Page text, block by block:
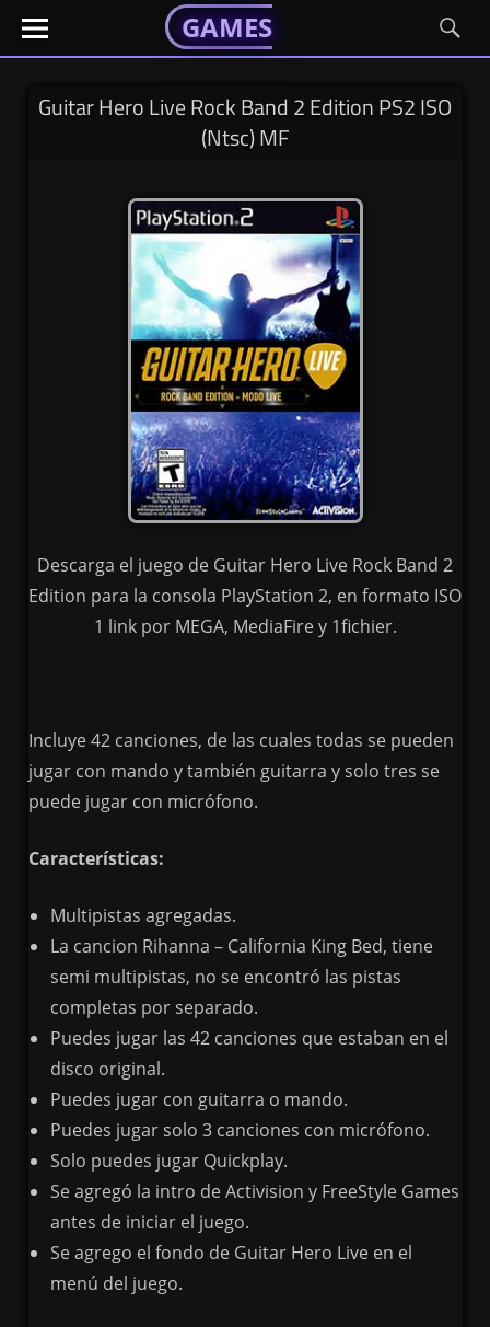
Skip
GAMESGX
El
portal
tus
GAMESGX
GAMESGX
El
portal
tus
Guitar Hero Live Rock Band 2 Edition PS2 ISO
(Ntsc) MF
Descarga el juego de Guitar Hero Live Rock Band 2
Edition para la consola PlayStation 2, en formato ISO
1 link por MEGA, MediaFire y 1fichier.
Incluye 42 canciones, de las cuales todas se pueden
jugar con mando y también guitarra y solo tres se
puede jugar con micrófono.
Características:
Multipistas agregadas.
La cancion Rihanna – California King Bed, tiene
semi multipistas, no se encontró las pistas
completas por separado.
Puedes jugar las 42 canciones que estaban en el
disco original.
Puedes jugar con guitarra o mando.
Puedes jugar solo 3 canciones con micrófono.
Solo puedes jugar Quickplay.
Se agregó la intro de Activision y FreeStyle Games
antes de iniciar el juego.
Se agrego el fondo de Guitar Hero Live en el
menú del juego.